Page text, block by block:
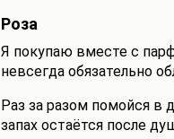
Роза
Я покупаю вместе с
невсегда обязательно
Раз за разом помойся
запах остаётся после